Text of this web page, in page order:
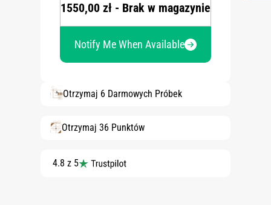
1550,00 zł - Brak w magazynie
Notify Me When Available
Otrzymaj 6 Darmowych Próbek
Otrzymaj 36 Punktów
4.8 z 5